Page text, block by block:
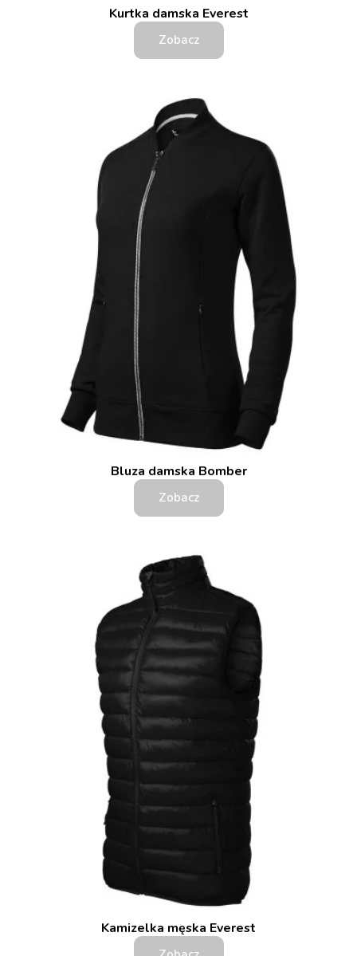
Kurtka damska Everest
Zobacz
Bluza damska Bomber
Zobacz
Kamizelka męska Everest